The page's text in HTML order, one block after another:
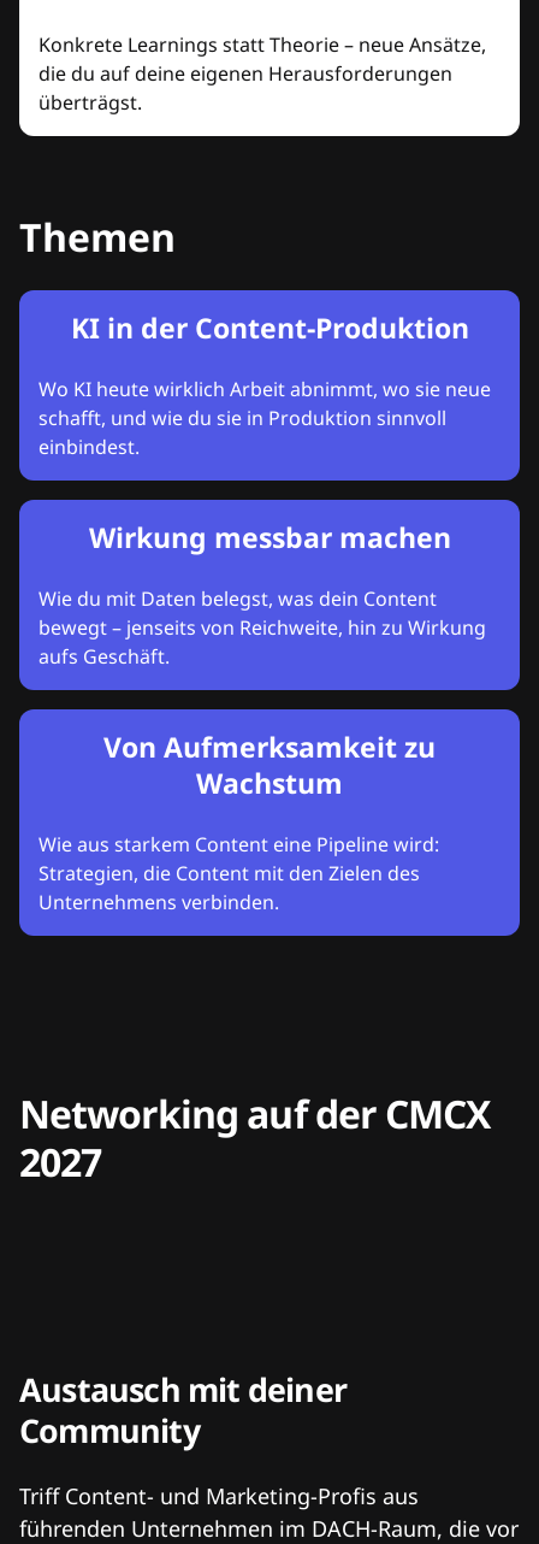
Konkrete Learnings statt Theorie – neue Ansätze,
die du auf deine eigenen Herausforderungen
überträgst.
Themen
KI in der Content-Produktion
Wo KI heute wirklich Arbeit abnimmt, wo sie neue
schafft, und wie du sie in Produktion sinnvoll
einbindest.
Wirkung messbar machen
Wie du mit Daten belegst, was dein Content
bewegt – jenseits von Reichweite, hin zu Wirkung
aufs Geschäft.
Von Aufmerksamkeit zu
Wachstum
Wie aus starkem Content eine Pipeline wird:
Strategien, die Content mit den Zielen des
Unternehmens verbinden.
Networking auf der CMCX
2027
Austausch mit deiner
Community
Triff Content- und Marketing-Profis aus
führenden Unternehmen im DACH-Raum, die vor